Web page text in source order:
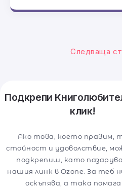
Следваща
Подкрепи
клик!
Ако това, което правим,
стойност и удоволствие,
подкрепиш, като
нашия линк в Ozone. За теб
оскъпява, а така